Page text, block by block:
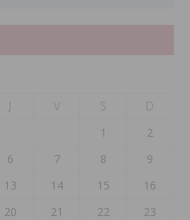
J V S
D
1
2
6 7 8
9
13 14 15
16
20 21 22
23